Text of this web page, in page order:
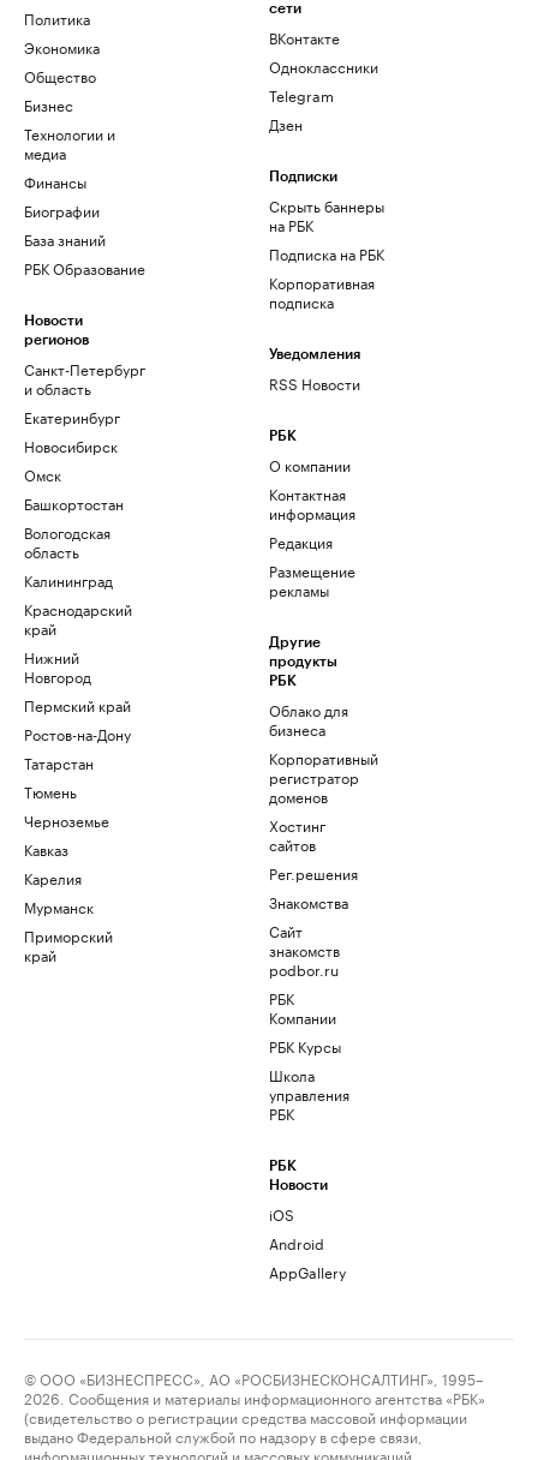
Политика
Экономика
Общество
Бизнес
Технологии и
медиа
Финансы
Биографии
База знаний
РБК Образование
Новости
регионов
Санкт-Петербург
и область
Екатеринбург
Новосибирск
Омск
Башкортостан
Вологодская
область
Калининград
Краснодарский
край
Нижний
Новгород
Пермский край
Ростов-на-Дону
Татарстан
Тюмень
Черноземье
Кавказ
Карелия
Мурманск
Приморский
край
сети
ВКонтакте
Одноклассники
Telegram
Дзен
Подписки
Скрыть баннеры
на РБК
Подписка на РБК
Корпоративная
подписка
Уведомления
RSS Новости
РБК
О компании
Контактная
информация
Редакция
Размещение
рекламы
Другие
продукты
РБК
Облако для
бизнеса
Корпоративный
регистратор
доменов
Хостинг
сайтов
Рег.решения
Знакомства
Сайт
знакомств
podbor.ru
РБК
Компании
РБК Курсы
Школа
управления
РБК
РБК
Новости
iOS
Android
AppGallery
© ООО «БИЗНЕСПРЕСС», АО «РОСБИЗНЕСКОНСАЛТИНГ», 1995–
2026. Сообщения и материалы информационного агентства «РБК»
(свидетельство о регистрации средства массовой информации
выдано Федеральной службой по надзору в сфере связи,
информационных технологий и массовых коммуникаций